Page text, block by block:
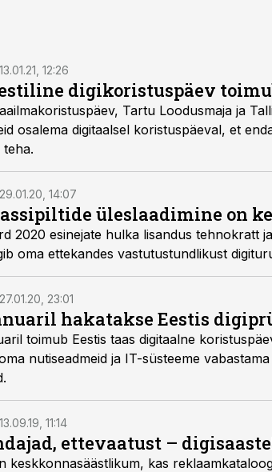
13.01.21, 12:26
digikoristuspäev
Tartu Loodusmaja ja
osalema digitaalsel koristuspäeval, et
29.01.20, 14:07
üleslaadimine on
2020 esinejate hulka lisandus tehnokratt
oma ettekandes vastutustundlikust
27.01.20, 23:01
hakatakse Eestis
toimub Eestis taas digitaalne
nutiseadmeid ja IT-süsteeme
13.09.19, 11:14
ettevaatust –
keskkonnasäästlikum, kas